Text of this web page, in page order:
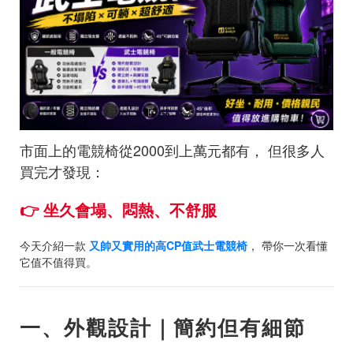
市面上的電競椅從2000到上萬元都有， 但很多人
買完才發現：
👉 坐久會塌、悶熱、不舒服
今天介紹一款 又帥又實用的高CP值武士電競椅 ， 帶你一次看懂
它值不值得買。
一、外觀設計｜簡約但有細節